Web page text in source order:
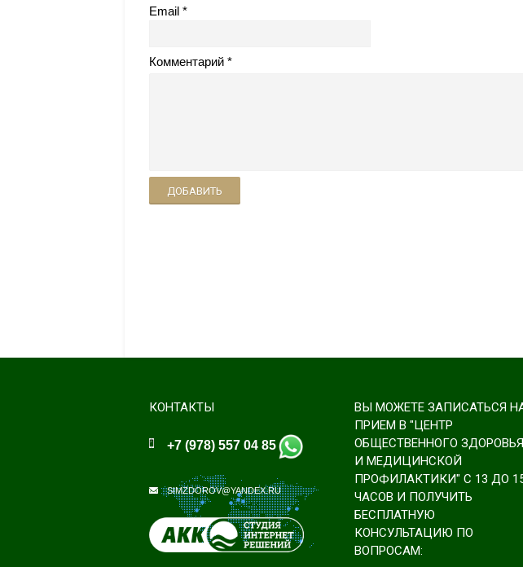
Email
Комментарий
ДОБАВИТЬ
КОНТАКТЫ
+7 (978) 557 04 85
SIMZDOROV@YANDEX.RU
ВЫ МОЖЕТЕ ЗАПИСАТЬСЯ
ПРИЕМ В "ЦЕНТР
ОБЩЕСТВЕННОГО ЗДОРОВЬЯ
И МЕДИЦИНСКОЙ
ПРОФИЛАКТИКИ" С 13 ДО
ЧАСОВ И ПОЛУЧИТЬ
БЕСПЛАТНУЮ
КОНСУЛЬТАЦИЮ ПО
ВОПРОСАМ: